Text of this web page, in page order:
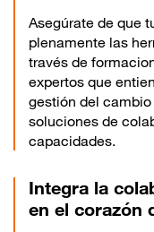
Asegúrate de que
plenamente las
través de
expertos que
gestión del
soluciones de
capacidades.
Integra la
en el corazón